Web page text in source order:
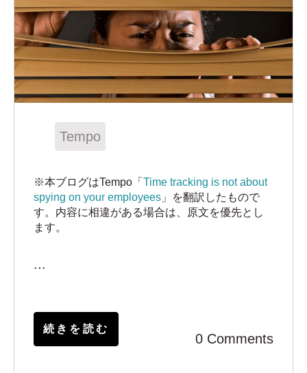
Tempo
※本ブログはTempo「 Time tracking is not about
spying on your employees 」を翻訳したもので
す。内容に相違がある場合は、原文を優先とし
ます。
...
続きを読む
0 Comments